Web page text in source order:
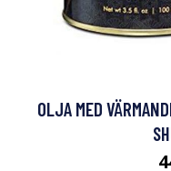
OLJA MED